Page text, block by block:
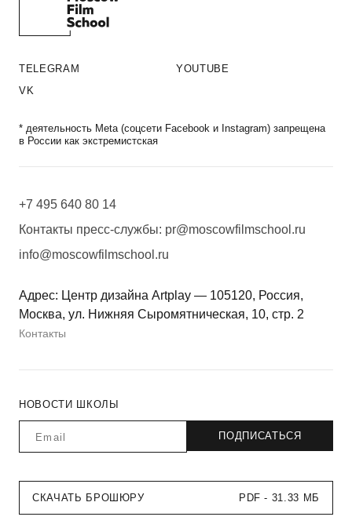
TELEGRAM
YOUTUBE
VK
* деятельность Meta (соцсети Facebook и Instagram) запрещена
в России как экстремистская
+7 495 640 80 14
Контакты пресс-службы: pr@moscowfilmschool.ru
info@moscowfilmschool.ru
Адрес: Центр дизайна Artplay — 105120, Россия,
Москва, ул. Нижняя Сыромятническая, 10, стр. 2
Контакты
НОВОСТИ ШКОЛЫ
СКАЧАТЬ БРОШЮРУ PDF - 31.33 МБ